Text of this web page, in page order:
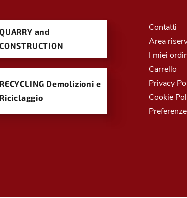
QUARRY and
CONSTRUCTION
RECYCLING Demolizioni e
Riciclaggio
Contatti
Area
I miei
Carrello
Privacy
Cookie